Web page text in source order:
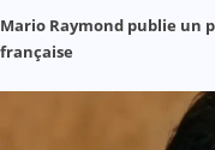
Mario Raymond publie un
française